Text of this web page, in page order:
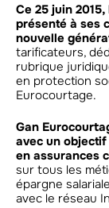
Ce 25 juin
présenté à ses
nouvelle
tarificateurs,
rubrique
en protection
Eurocourtage.
Gan
avec un
en assurances
sur tous les
épargne
avec le réseau